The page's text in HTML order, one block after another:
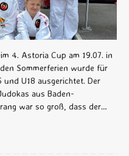
4. Astoria Cup am 19.07. in
Sommerferien wurde für
und U18 ausgerichtet. Der
aus Baden-
war so groß, dass der…